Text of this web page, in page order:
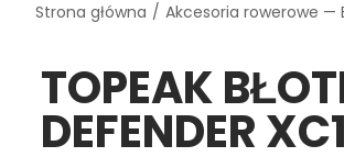
Strona główna / Akcesoria rowerowe —
TOPEAK
DEFENDER